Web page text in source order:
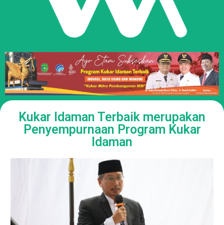
Kukar Idaman Terbaik merupakan
Penyempurnaan Program Kukar
Idaman